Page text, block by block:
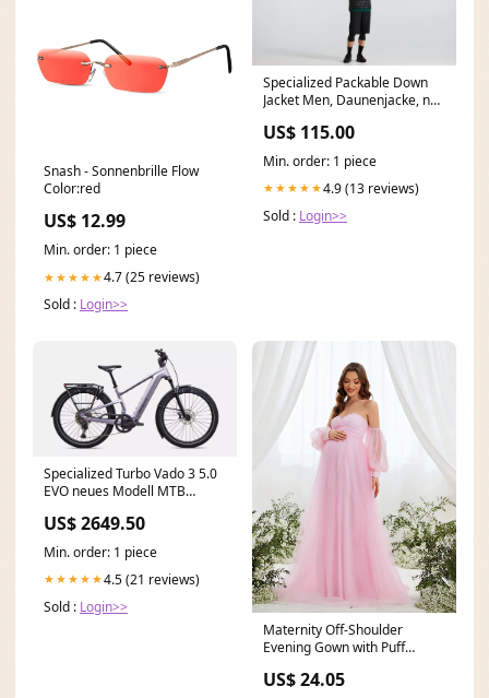
Snash - Sonnenbrille Flow
Color:red
US$ 12.99
Min. order: 1 piece
★★★★★4.7 (25 reviews)
Sold : Login>>
Specialized Packable Down
Jacket Men, Daunenjacke, nur
US$ 115.00
Min. order: 1 piece
★★★★★4.9 (13 reviews)
Sold : Login>>
Specialized Turbo Vado 3 5.0
EVO neues Modell MTB
US$ 2649.50
Min. order: 1 piece
★★★★★4.5 (21 reviews)
Sold : Login>>
Maternity Off-Shoulder
Evening Gown with Puff
US$ 24.05